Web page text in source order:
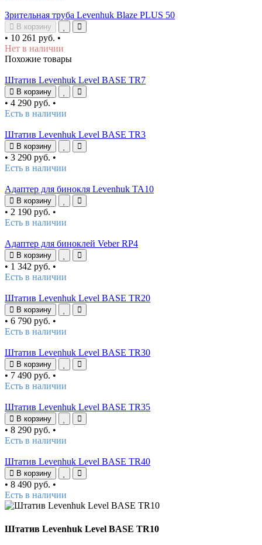
Зрительная труба Levenhuk Blaze PLUS 50
В корзину
• 10 261 руб. •
Нет в наличии
Похожие товары
Штатив Levenhuk Level BASE TR7
В корзину
• 4 290 руб. •
Есть в наличии
Штатив Levenhuk Level BASE TR3
В корзину
• 3 290 руб. •
Есть в наличии
Адаптер для бинокля Levenhuk TA10
В корзину
• 2 190 руб. •
Есть в наличии
Адаптер для биноклей Veber RP4
В корзину
• 1 342 руб. •
Есть в наличии
Штатив Levenhuk Level BASE TR20
В корзину
• 6 790 руб. •
Есть в наличии
Штатив Levenhuk Level BASE TR30
В корзину
• 7 490 руб. •
Есть в наличии
Штатив Levenhuk Level BASE TR35
В корзину
• 8 290 руб. •
Есть в наличии
Штатив Levenhuk Level BASE TR40
В корзину
• 8 490 руб. •
Есть в наличии
Штатив Levenhuk Level BASE TR10